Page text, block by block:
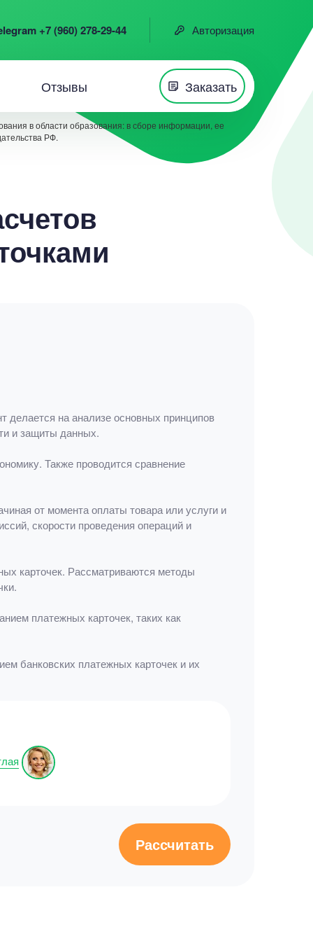
+7 (960) 278-29-44 Авторизация
Отзывы Заказать
в области образования: в сборе информации, ее
РФ.
делается на анализе основных принципов
и защиты данных.
Также проводится сравнение
от момента оплаты товара или услуги и
скорости проведения операций и
карточек. Рассматриваются методы
платежных карточек, таких как
банковских платежных карточек и их
Рассчитать